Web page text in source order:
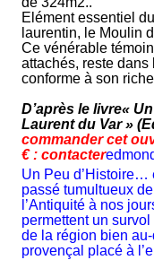
Elément essentiel
laurentin, le Moulin
Ce vénérable
attachés, reste dans
conforme à son
D’après le livre«
Laurent du Var »
commander cet
€ : contacter
Un Peu d’Histoire…
passé tumultueux
l’Antiquité à nos
permettent un
de la région bien
provençal placé à